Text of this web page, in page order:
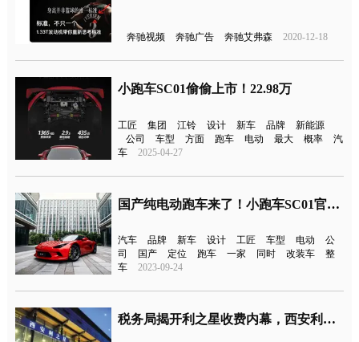
奔驰视频 奔驰广告 奔驰艾弗森 2020-12-18
小跑车SC01偷偷上市！22.98万
工匠 集团 江铃 设计 新车 品牌
新能源
公司
车型 方面 跑车 电动 最大 概率
汽
车
2025-04-27
国产纯电动跑车来了！小跑车SC01官图发布
汽车 品牌 新车 设计 工匠 车型 电动
公
司
国产 定位 跑车 一家 同时 改装车
整
车
2023-09-24
税务局揭开利之星收费内幕，西安利之星即日起停止销售